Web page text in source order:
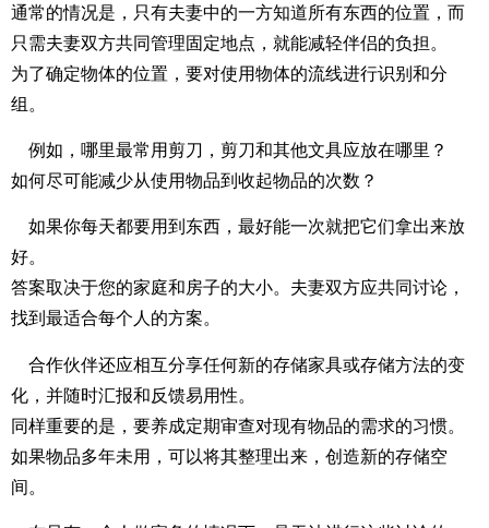
通常的情况是，只有夫妻中的一方知道所有东西的位置，而
只需夫妻双方共同管理固定地点，就能减轻伴侣的负担。
为了确定物体的位置，要对使用物体的流线进行识别和分
组。
例如，哪里最常用剪刀，剪刀和其他文具应放在哪里？
如何尽可能减少从使用物品到收起物品的次数？
如果你每天都要用到东西，最好能一次就把它们拿出来放
好。
答案取决于您的家庭和房子的大小。夫妻双方应共同讨论，
找到最适合每个人的方案。
合作伙伴还应相互分享任何新的存储家具或存储方法的变
化，并随时汇报和反馈易用性。
同样重要的是，要养成定期审查对现有物品的需求的习惯。
如果物品多年未用，可以将其整理出来，创造新的存储空
间。